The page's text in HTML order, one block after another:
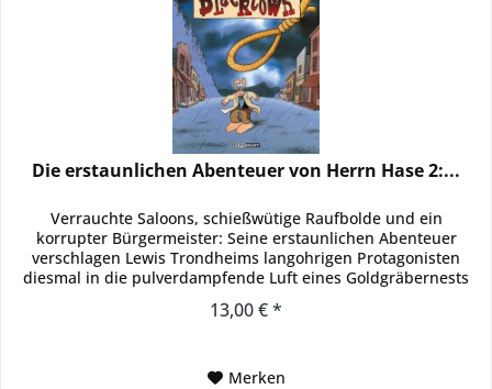
Die erstaunlichen Abenteuer von Herrn Hase 2:...
Verrauchte Saloons, schießwütige Raufbolde und ein
korrupter Bürgermeister: Seine erstaunlichen Abenteuer
verschlagen Lewis Trondheims langohrigen Protagonisten
diesmal in die pulverdampfende Luft eines Goldgräbernests
13,00 € *
Merken